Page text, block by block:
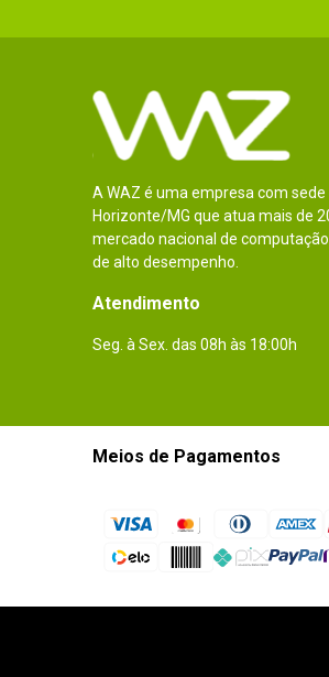
A WAZ é uma empresa com sede
Horizonte/MG que atua mais de
mercado nacional de computação
de alto desempenho.
Atendimento
Seg. à Sex. das 08h às 18:00h
Meios de Pagamentos